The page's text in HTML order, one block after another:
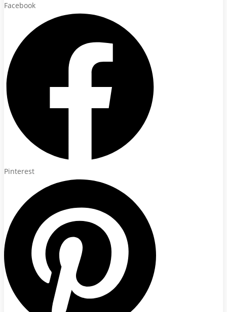
Facebook
Pinterest